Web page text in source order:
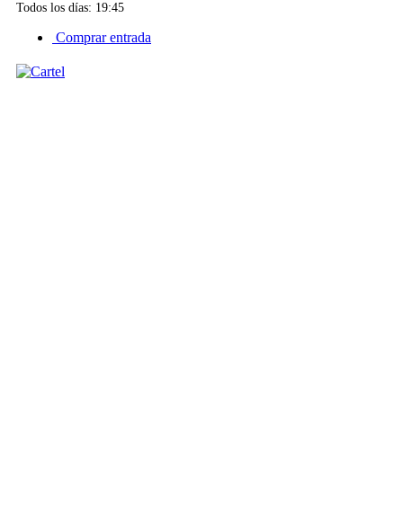
Todos los días: 19:45
Comprar entrada